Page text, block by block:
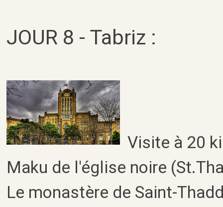
JOUR 8 - Tabriz :
Visite à 20
Maku de l'église noire
Le monastère de Saint-